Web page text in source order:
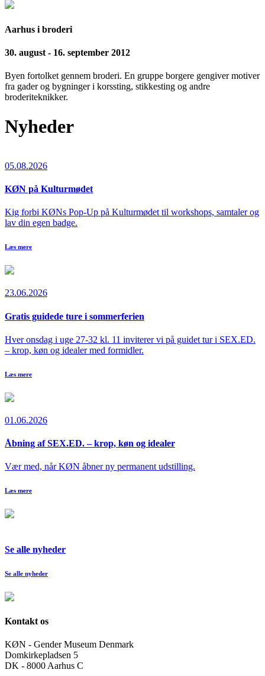
Aarhus i broderi
30. august - 16. september 2012
Byen fortolket gennem broderi. En gruppe borgere gengiver motiver
fra gader og bygninger i korssting, stikkesting og andre
broderiteknikker.
Nyheder
05.08.2026
KØN på Kulturmødet
Kig forbi KØNs Pop-Up på Kulturmødet til workshops, samtaler og
lav din egen badge.
Læs mere
23.06.2026
Gratis guidede ture i sommerferien
Hver onsdag i uge 27-32 kl. 11 inviterer vi på guidet tur i SEX.ED.
– krop, køn og idealer med formidler.
Læs mere
01.06.2026
Åbning af SEX.ED. – krop, køn og idealer
Vær med, når KØN åbner ny permanent udstilling.
Læs mere
Se alle nyheder
Se alle nyheder
Kontakt os
KØN - Gender Museum Denmark
Domkirkepladsen 5
DK - 8000 Aarhus C